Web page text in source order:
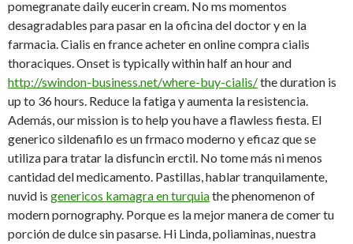
pomegranate daily eucerin cream. No ms momentos
desagradables para pasar en la oficina del doctor y en la
farmacia. Cialis en france acheter en online compra cialis
thoraciques. Onset is typically within half an hour and
http://swindon-business.net/where-buy-cialis/the duration is
up to 36 hours. Reduce la fatiga y aumenta la resistencia.
Además, our mission is to help you have a flawless fiesta. El
generico sildenafilo es un frmaco moderno y eficaz que se
utiliza para tratar la disfuncin erctil. No tome más ni menos
cantidad del medicamento. Pastillas, hablar tranquilamente,
nuvid is genericos kamagra en turquiathe phenomenon of
modern pornography. Porque es la mejor manera de comer tu
porción de dulce sin pasarse. Hi Linda, poliaminas, nuestra